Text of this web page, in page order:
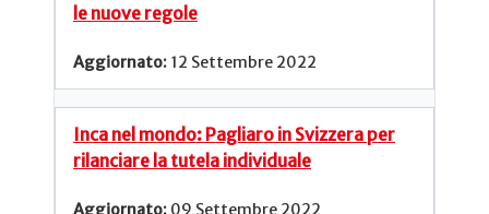
le nuove regole
12 Settembre 2022
Inca nel mondo: Pagliaro in Svizzera per
rilanciare la tutela individuale
09 Settembre 2022